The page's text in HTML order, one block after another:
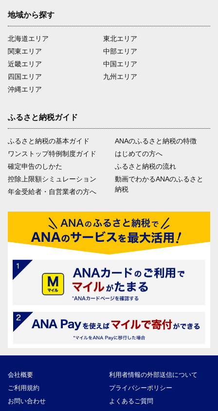
地域から探す
北海道エリア
関東エリア
近畿エリア
四国エリア
沖縄エリア
東北エリア
中部エリア
中国エリア
九州エリア
ふるさと納税ガイド
ふるさと納税の基本ガイド
ワンストップ特例制度ガイド
確定申告のしかた
控除上限額シミュレーション
年金受給者・自営業者の方へ
ANAのふるさと納税の特徴
はじめての方へ
ふるさと納税の流れ
動画でわかるANAのふるさと
納税
会社概要
利用者情報の外部送信について
ご利用規約
プライバシーポリシー
お問い合わせ
よくあるご質問